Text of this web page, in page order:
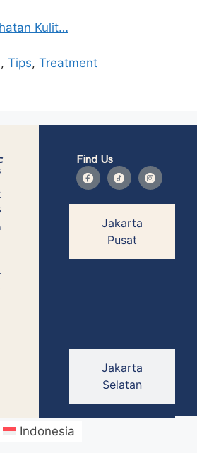
Kulit…
, Tips, Treatment
Find Us
Jakarta
Pusat
Jakarta
Selatan
Indonesia